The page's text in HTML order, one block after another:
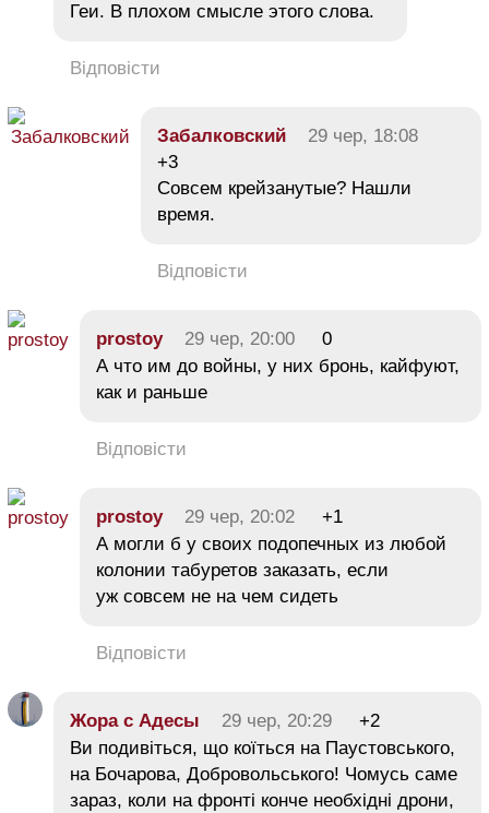
Геи. В плохом смысле этого слова.
Відповісти
Забалковский
29 чер, 18:08
+3
Совсем крейзанутые? Нашли
время.
Відповісти
prostoy 29 чер, 20:00
0
А что им до войны, у них бронь, кайфуют,
как и раньше
Відповісти
prostoy 29 чер, 20:02
+1
А могли б у своих подопечных из любой
колонии табуретов заказать, если
уж совсем не на чем сидеть
Відповісти
Жора с Адесы 29 чер, 20:29
+2
Ви подивіться, що коїться на Паустовського,
на Бочарова, Добровольського! Чомусь саме
зараз, коли на фронті конче необхідні дрони,